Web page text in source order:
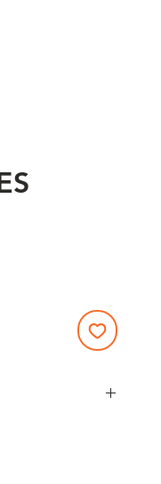
disponibles,